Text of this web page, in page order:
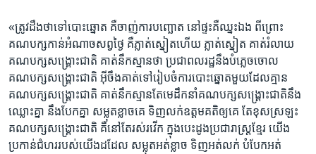
«ត្រូវ​ដឹងថា​ទៅ​បោះឆ្នោត​ គឺ​ចាញ់​ការបញ្ឆោត​ នៅផ្ទះ​គឺ​ឈ្នះ​ឯង​ ពីព្រោះ​
គណបក្ស​កាន់​អំណាច​សព្វ​ថ្ងៃ​ គឺ​ភ្លាត់​ស្នៀត​ហើយ​ ភ្លាត់​ស្នៀត​ គាត់​រំលាយ​
គណ​បក្ស​សង្គ្រោះជាតិ​ គាត់​នឹក​ស្មាន​ថា​ ប្រជា​ពលរដ្ឋ​នឹង​បំភ្លេច​ចោល​
គណបក្ស​សង្គ្រោះជាតិ អ៊ីចឹង​គាត់​ទៅរៀបចំ​ការ​បោះឆ្នោត​មួយដែល​គ្មាន​
គណបក្ស​សង្គ្រោះជាតិ​ គាត់​នឹកស្មាន​តែ​មេដឹកនាំ​គណបក្ស​សង្គ្រោះជាតិ​នឹង​
ឈ្លោះ​គ្នា​ នឹងបែក​គ្នា​ សម្លុត​ខ្លាចគេ​ ទិញ​លក់​ឧត្តម​គតិ​ឲ្យគេ​ តែខុស​ស្រឡះ​
គណបក្ស​សង្គ្រោះជាតិ​ គឺ​នៅតែ​រស់​រវើក​ ក្នុង​បេះដូង​ប្រជារាស្ត្រ​ខ្មែរ​ យើង​
ប្រកាន់​ជំហរ​របស់​យើង​ដដែល​ សម្លុត​អត់​ខ្លាច ទិញ​អត់​លក់​ បំបែក​អត់​